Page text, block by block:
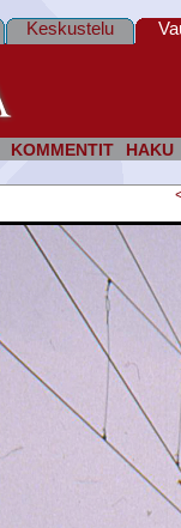
KOMMENTIT HAKU
Keskustelu